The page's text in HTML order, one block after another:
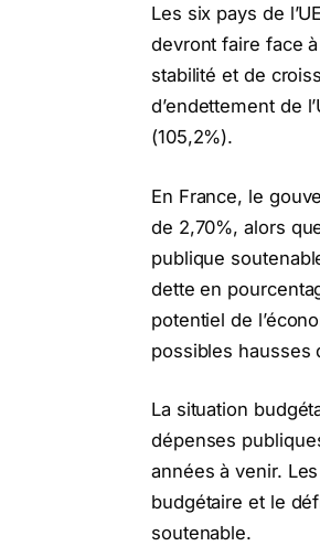
Les six pays de
devront faire face
stabilité et de
d’endettement de
(105,2%).
En France, le
de 2,70%, alors
publique
dette en
potentiel de
possibles hausses
La situation
dépenses
années à venir.
budgétaire et le
soutenable.